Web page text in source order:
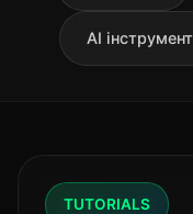
AI
TUTORIALS